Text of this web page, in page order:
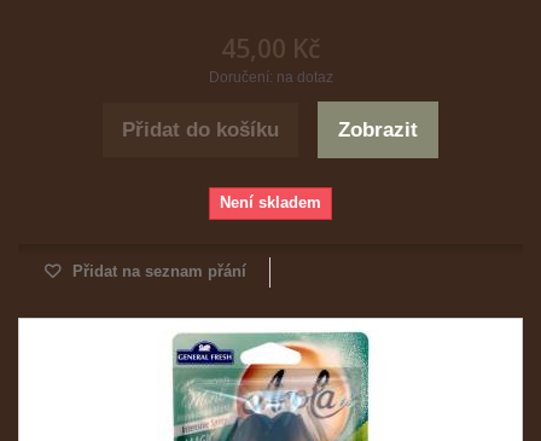
45,00 Kč
Doručení: na dotaz
Přidat do košíku Zobrazit
Není skladem
Přidat na seznam přání